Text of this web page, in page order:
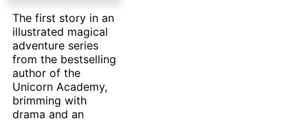
The first story in an
illustrated magical
adventure series
from the bestselling
author of the
Unicorn Academy,
brimming with
drama and an